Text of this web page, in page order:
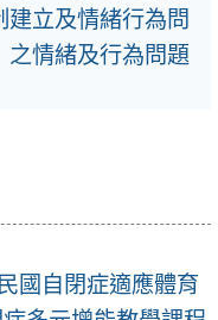
立及情緒行為問
之情緒及行為問題
國自閉症適應體育